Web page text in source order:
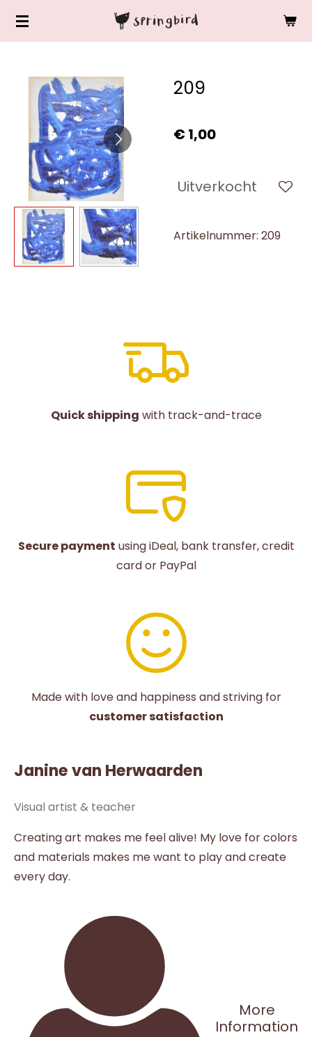
Ga
hoofdinhoud
209
€ 1,00
Uitverkocht
Artikelnummer: 209
Quick shipping with track-and-trace
Secure payment using iDeal, bank transfer, credit
card or PayPal
Made with love and happiness and striving for
customer satisfaction
Janine van Herwaarden
Visual artist & teacher
Creating art makes me feel alive! My love for colors
and materials makes me want to play and create
every day.
More
Information